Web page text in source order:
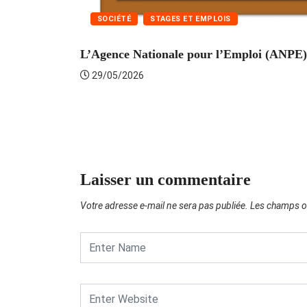
SOCIÉTÉ STAGES ET EMPLOIS
L’Agence Nationale pour l’Emploi
29/05/2026
Laisser un commentaire
Votre adresse e-mail ne sera pas publiée. Les champs